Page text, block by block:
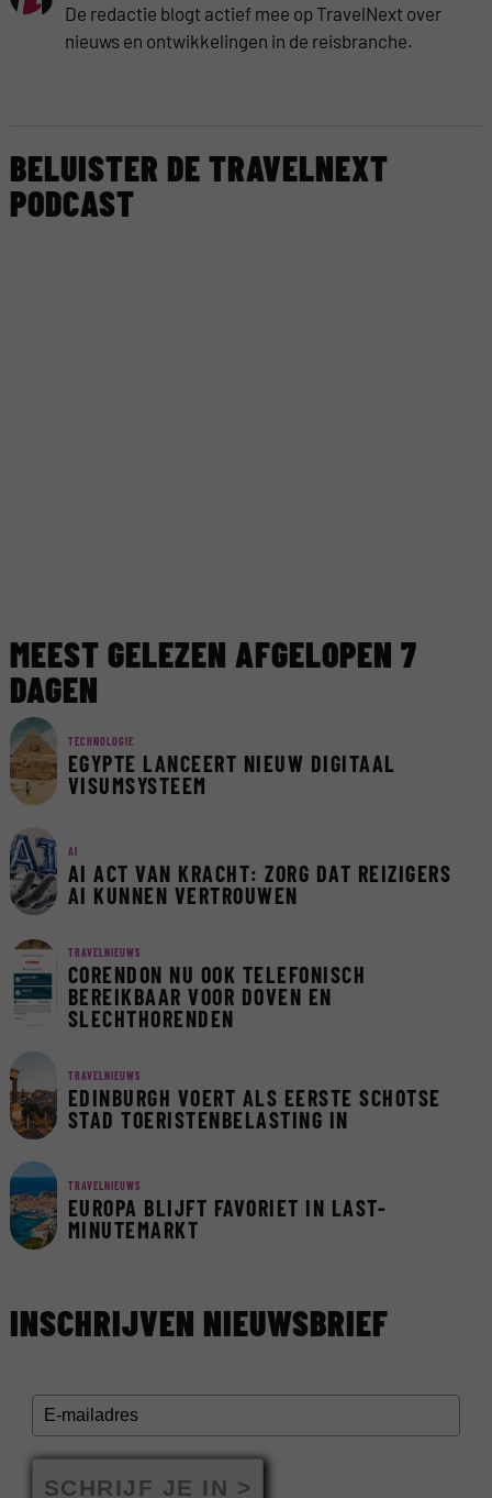
De redactie blogt actief mee op TravelNext over
nieuws en ontwikkelingen in de reisbranche.
BELUISTER DE TRAVELNEXT
PODCAST
MEEST GELEZEN AFGELOPEN 7
DAGEN
TECHNOLOGIE
EGYPTE LANCEERT NIEUW DIGITAAL
VISUMSYSTEEM
AI
AI ACT VAN KRACHT: ZORG DAT REIZIGERS
AI KUNNEN VERTROUWEN
TRAVELNIEUWS
CORENDON NU OOK TELEFONISCH
BEREIKBAAR VOOR DOVEN EN
SLECHTHORENDEN
TRAVELNIEUWS
EDINBURGH VOERT ALS EERSTE SCHOTSE
STAD TOERISTENBELASTING IN
TRAVELNIEUWS
EUROPA BLIJFT FAVORIET IN LAST-
MINUTEMARKT
INSCHRIJVEN NIEUWSBRIEF
SCHRIJF JE IN >